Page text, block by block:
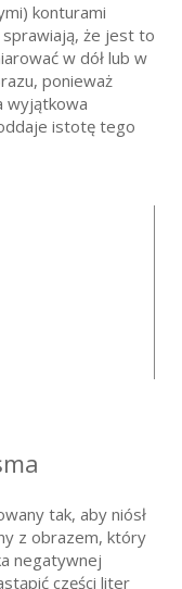
konturami
że jest to
w dół lub w
ponieważ
wyjątkowa
istotę tego
tak, aby niósł
z obrazem, który
negatywnej
części liter